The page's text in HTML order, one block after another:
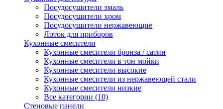
Посудосушители эмаль
Посудосушители хром
Посудосушители нержавеющие
Лоток для приборов
Кухонные смесители
Кухонные смесители бронза / сатин
Кухонные смесители в тон мойки
Кухонные смесители высокие
Кухонные смесители из нержавеющей стали
Кухонные смесители низкие
Все категории (10)
Стеновые панели